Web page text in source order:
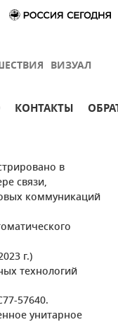
ВИЗУАЛ
КОНТАКТЫ
в
связи,
коммуникаций
г.)
технологий
57640.
унитарное